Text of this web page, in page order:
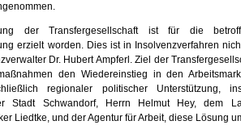
der Transfergesellschaft ist für die
erzielt worden. Dies ist in Insolvenzverfahren
Dr. Hubert Ampferl. Ziel der
den Wiedereinstieg in den
regionaler politischer Unterstützung,
Stadt Schwandorf, Herrn Helmut Hey, dem
Liedtke, und der Agentur für Arbeit, diese Lösung